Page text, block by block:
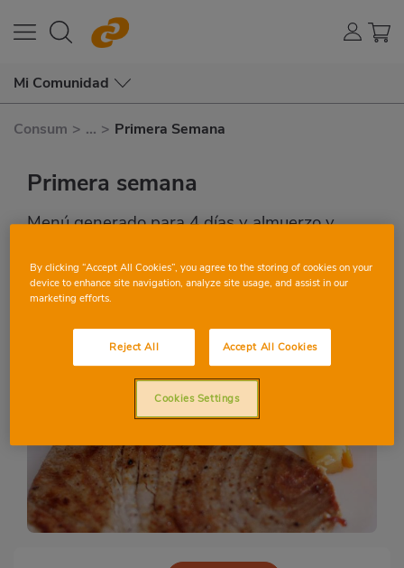
Mi Comunidad
Consum > ... > Primera Semana
Primera semana
Menú generado para 4 días y almuerzo y
Este es su menú con recetas para todos los
días y alimentos seleccionados con sus
propias restricciones.
By clicking “Accept All Cookies”, you agree to the storing of cookies on your
device to enhance site navigation, analyze site usage, and assist in our
marketing efforts.
Reject All Accept All Cookies
Cookies Settings